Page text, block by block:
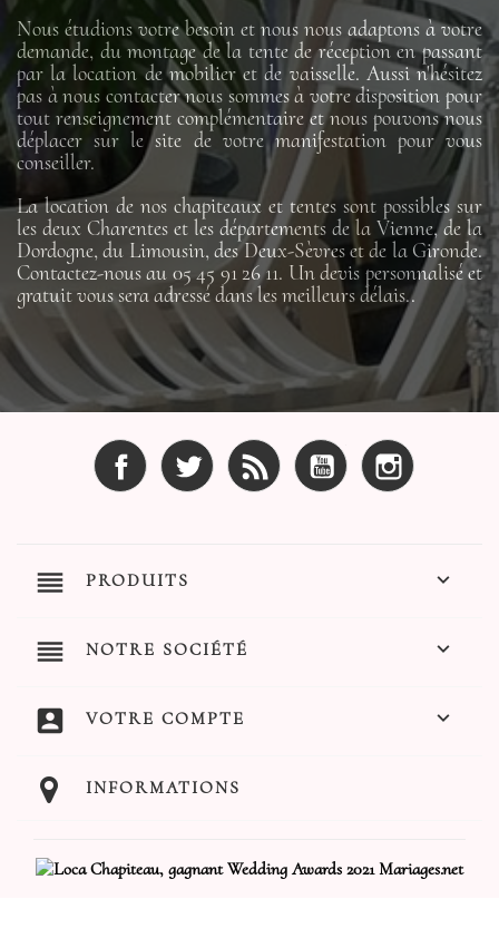
Nous étudions votre besoin et nous nous adaptons à votre
demande, du montage de la tente de réception en passant
par la location de mobilier et de vaisselle. Aussi n'hésitez
pas à nous contacter nous sommes à votre disposition pour
tout renseignement complémentaire et nous pouvons nous
déplacer sur le site de votre manifestation pour vous
conseiller.
La location de nos chapiteaux et tentes sont possibles sur
les deux Charentes et les départements de la Vienne, de la
Dordogne, du Limousin, des Deux-Sèvres et de la Gironde.
Contactez-nous au 05 45 91 26 11. Un devis personnalisé et
gratuit vous sera adressé dans les meilleurs délais..
Facebook Twitter Rss YouTube
reorder PRODUITS 
reorder NOTRE SOCIÉTÉ 
account_box VOTRE COMPTE 
INFORMATIONS